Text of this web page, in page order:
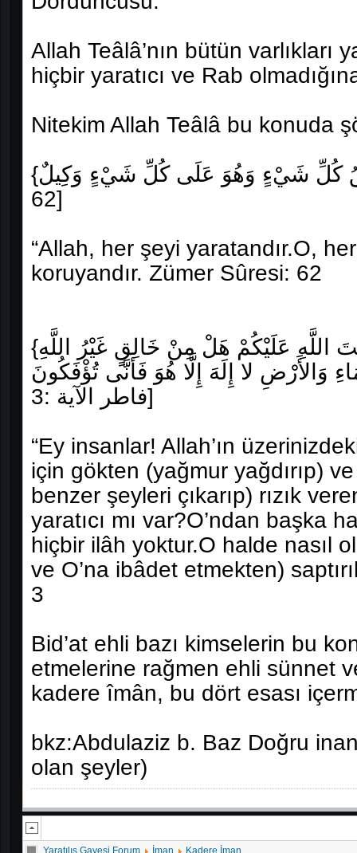
Allah Teâlâ’nın bütün varlıkları
hiçbir yaratıcı ve Rab
Nitekim Allah Teâlâ bu konuda
{اللَّهُ خَالِقُ كُلِّ شَيْءٍ وَهُوَ عَلَى كُلِّ شَيْءٍ وَكِيلٌ} [سورة الزمر الآية:
62]
“Allah, her şeyi yaratandır.O,
koruyandır. Zümer Sûresi: 62
{يَا أَيُّهَا النَّاسُ اذْكُرُوا نِعْمَتَ اللَّهِ عَلَيْكُمْ هَلْ مِنْ خَالِقٍ غَيْرُ اللَّهِ
لا إِلَهَ إِلَّا هُوَ فَأَنَّى تُؤْفَكُونَ} [سورة
فاطر الآية :3]
“Ey insanlar! Allah’ın
için gökten (yağmur yağdırıp)
benzer şeyleri çıkarıp) rızık
yaratıcı mı var?O’ndan başka
hiçbir ilâh yoktur.O halde nasıl
ve O’na ibâdet etmekten)
3
Bid’at ehli bazı kimselerin bu
etmelerine rağmen ehli sünnet
kadere îmân, bu dört esası
bkz:Abdulaziz b. Baz Doğru
olan şeyler)
Yaratılış Gayesi Forum İman Kadere İman